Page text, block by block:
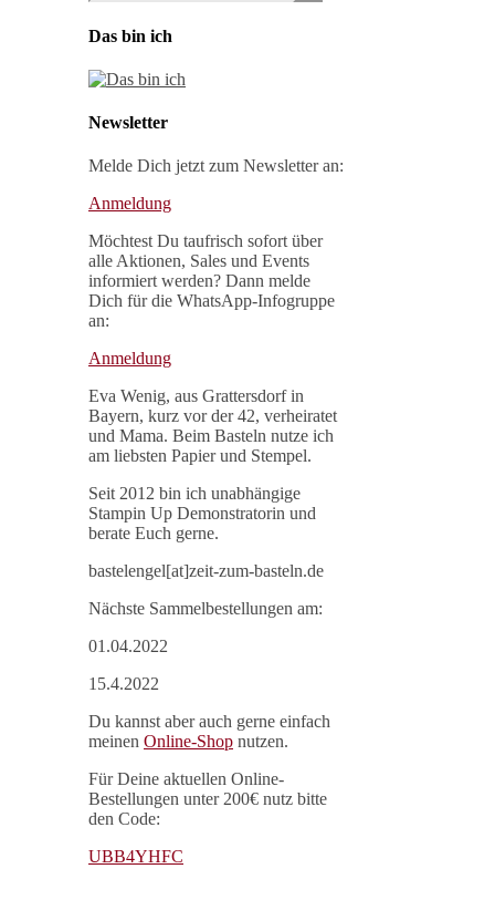
Das bin ich
Newsletter
Melde Dich jetzt zum Newsletter an:
Anmeldung
Möchtest Du taufrisch sofort über
alle Aktionen, Sales und Events
informiert werden? Dann melde
Dich für die WhatsApp-Infogruppe
an:
Anmeldung
Eva Wenig, aus Grattersdorf in
Bayern, kurz vor der 42, verheiratet
und Mama. Beim Basteln nutze ich
am liebsten Papier und Stempel.
Seit 2012 bin ich unabhängige
Stampin Up Demonstratorin und
berate Euch gerne.
bastelengel[at]zeit-zum-basteln.de
Nächste Sammelbestellungen am:
01.04.2022
15.4.2022
Du kannst aber auch gerne einfach
meinen Online-Shop nutzen.
Für Deine aktuellen Online-
Bestellungen unter 200€ nutz bitte
den Code:
UBB4YHFC